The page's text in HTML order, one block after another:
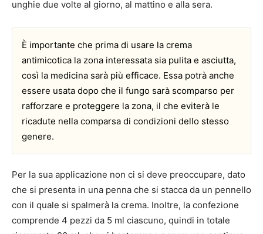
unghie due volte al giorno, al mattino e alla sera.
È importante che prima di usare la crema
antimicotica la zona interessata sia pulita e asciutta,
così la medicina sarà più efficace. Essa potrà anche
essere usata dopo che il fungo sarà scomparso per
rafforzare e proteggere la zona, il che eviterà le
ricadute nella comparsa di condizioni dello stesso
genere.
Per la sua applicazione non ci si deve preoccupare, dato
che si presenta in una penna che si stacca da un pennello
con il quale si spalmerà la crema. Inoltre, la confezione
comprende 4 pezzi da 5 ml ciascuno, quindi in totale